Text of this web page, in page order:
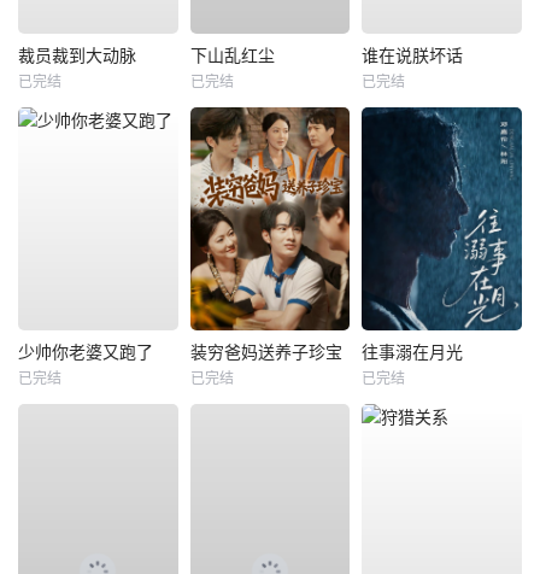
裁员裁到大动脉
已完结
下山乱红尘
已完结
谁在说朕坏话
已完结
少帅你老婆又跑了
已完结
装穷爸妈送养子珍宝
已完结
往事溺在月光
已完结